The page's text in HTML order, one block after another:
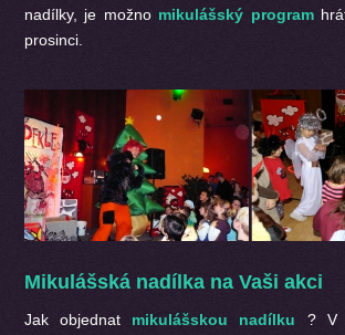
nadílky, je možno mikulášský program
prosinci.
Mikulášská nadílka na Vaši akci
Jak objednat mikulášskou nadílku ? V